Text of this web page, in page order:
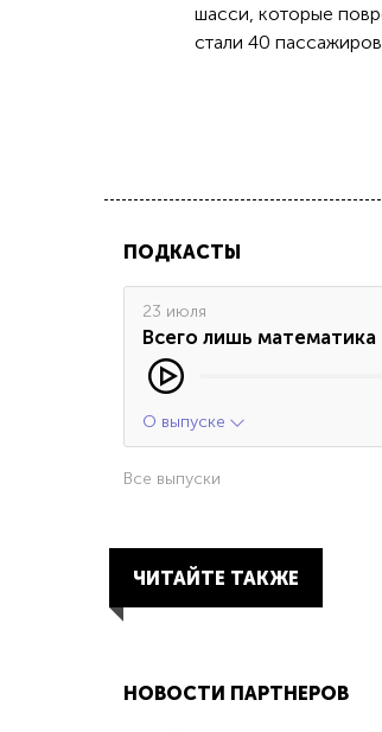
шасси, которые
стали 40
ПОДКАСТЫ
23 июля
Всего лишь математика
О выпуске
Все выпуски
ЧИТАЙТЕ ТАКЖЕ
НОВОСТИ ПАРТНЕРОВ